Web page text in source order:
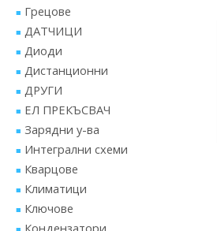
Грецове
ДАТЧИЦИ
Диоди
Дистанционни
ДРУГИ
ЕЛ ПРЕКЪСВАЧ
Зарядни у-ва
Интегрални схеми
Кварцове
Климатици
Ключове
Кондензатори